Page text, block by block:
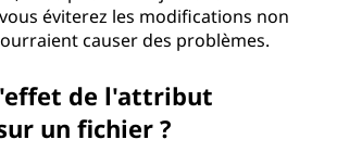
éviterez les modifications non
causer des problèmes.
de l'attribut
un fichier ?